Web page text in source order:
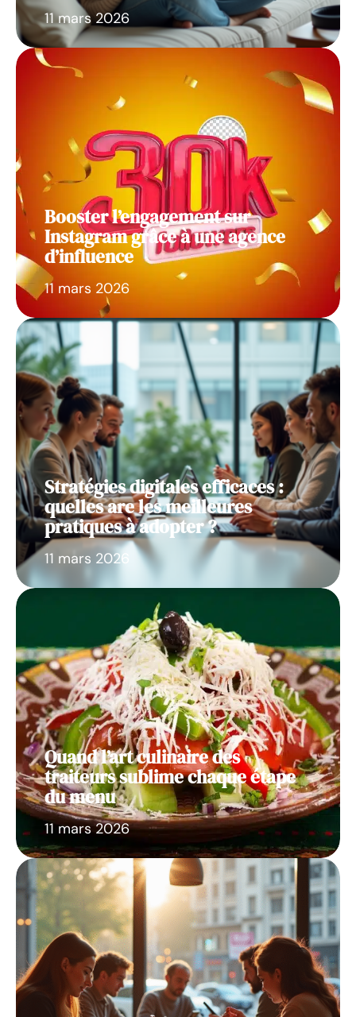
11 mars 2026
Booster l’engagement sur
Instagram grâce à une agence
d’influence
11 mars 2026
Stratégies digitales efficaces :
quelles are les meilleures
pratiques à adopter ?
11 mars 2026
Quand l’art culinaire des
traiteurs sublime chaque étape
du menu
11 mars 2026